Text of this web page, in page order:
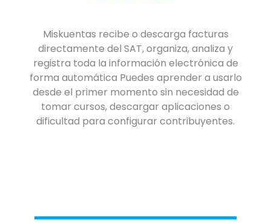
Miskuentas recibe o descarga facturas
directamente del SAT, organiza, analiza y
registra toda la información electrónica de
forma automática Puedes aprender a usarlo
desde el primer momento sin necesidad de
tomar cursos, descargar aplicaciones o
dificultad para configurar contribuyentes.